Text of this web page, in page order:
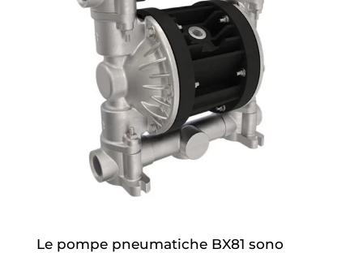
Le pompe pneumatiche BX81 sono